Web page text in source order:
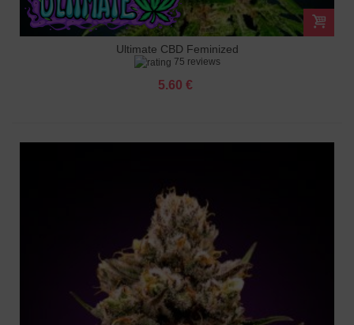
Ultimate CBD Feminized
75 reviews
5.60 €